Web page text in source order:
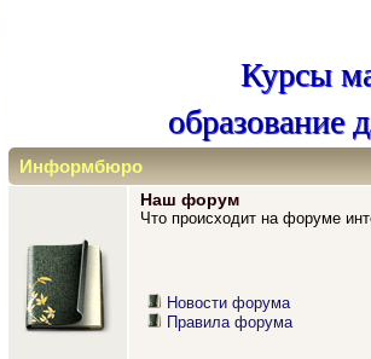
Курсы
образование
Информбюро
Наш форум
Что происходит на форуме
Новости форума
Правила форума